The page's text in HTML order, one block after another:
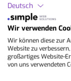
Deine
Turin, die
Deutsch
Wir verwenden
Wir können diese zur
Website zu
großartiges Website-
von uns verwendeten